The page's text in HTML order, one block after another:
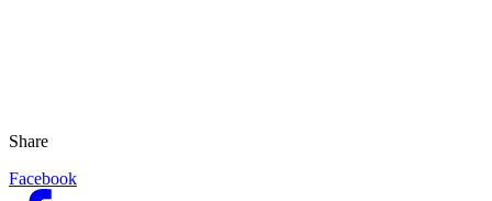
Share
Facebook